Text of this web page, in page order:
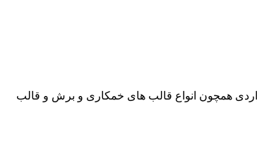
همچون انواع قالب های خمکاری و برش و قالب